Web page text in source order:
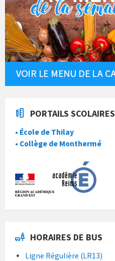
PORTAILS SCOLAIRES
• École de Thilay
• Collège de Monthermé
HORAIRES DE BUS
Ligne Régulière (LR13)